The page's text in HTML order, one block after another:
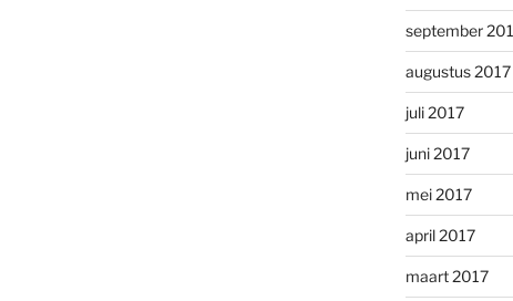
september
augustus 2017
juli 2017
juni 2017
mei 2017
april 2017
maart 2017